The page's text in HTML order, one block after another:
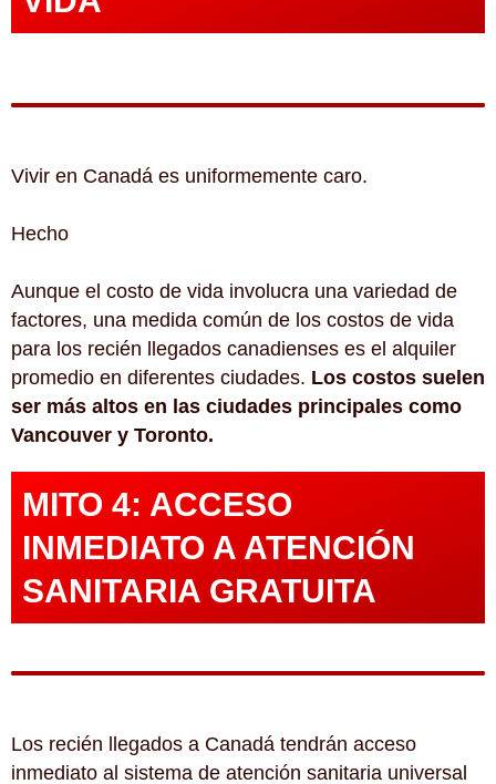
Vivir en Canadá es uniformemente caro.
Hecho
Aunque el costo de vida involucra una variedad de
factores, una medida común de los costos de vida
para los recién llegados canadienses es el alquiler
promedio en diferentes ciudades. Los costos suelen
ser más altos en las ciudades principales como
Vancouver y Toronto.
MITO 4: ACCESO
INMEDIATO A ATENCIÓN
SANITARIA GRATUITA
Los recién llegados a Canadá tendrán acceso
inmediato al sistema de atención sanitaria universal